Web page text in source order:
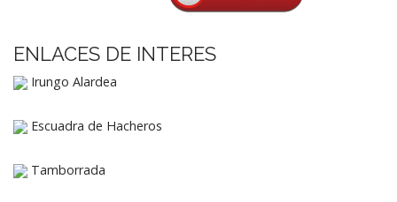
ENLACES DE INTERES
Irungo Alardea
Escuadra de Hacheros
Tamborrada